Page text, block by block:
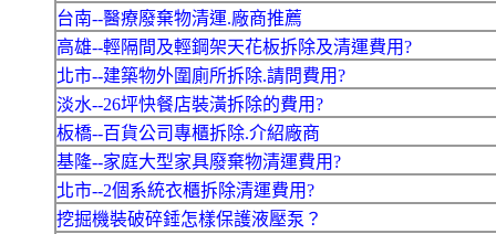
台南--醫療廢棄物清運.廠商推薦
高雄--輕隔間及輕鋼架天花板拆除及清運費用?
北市--建築物外圍廁所拆除.請問費用?
淡水--26坪快餐店裝潢拆除的費用?
板橋--百貨公司專櫃拆除.介紹廠商
基隆--家庭大型家具廢棄物清運費用?
北市--2個系統衣櫃拆除清運費用?
挖掘機裝破碎錘怎樣保護液壓泵？